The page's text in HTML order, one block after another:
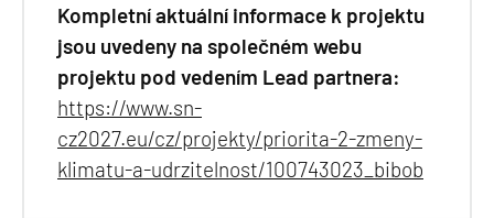
Kompletní aktuální informace k projektu
jsou uvedeny na společném webu
projektu pod vedením Lead partnera:
https://www.sn-
cz2027.eu/cz/projekty/priorita-2-zmeny-
klimatu-a-udrzitelnost/100743023_bibob